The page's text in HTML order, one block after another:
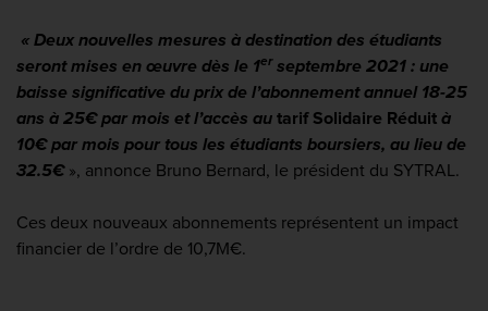
« Deux nouvelles mesures à destination des étudiants
seront mises en œuvre dès le 1erseptembre 2021 : une
baisse significative du prix de l’abonnement annuel 18-25
ans à 25€ par mois et l’accès au tarif Solidaire Réduit à
10€ par mois pour tous les étudiants boursiers, au lieu de
32.5€ », annonce Bruno Bernard, le président du SYTRAL.
Ces deux nouveaux abonnements représentent un impact
financier de l’ordre de 10,7M€.